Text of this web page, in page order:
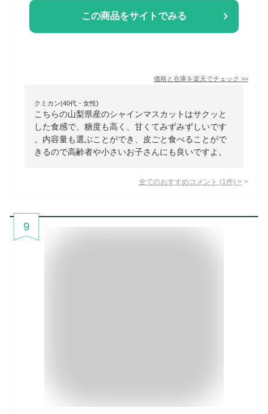
この商品をサイトでみる
価格と在庫を楽天でチェック >>
クミカン(40代・女性)
こちらの山梨県産のシャインマスカットはサクッと
した食感で、糖度も高く、甘くてみずみずしいです
。内容量も選ぶことができ、皮ごと食べることがで
きるので高齢者や小さいお子さんにも良いですよ。
全てのおすすめコメント (1 件) >
9